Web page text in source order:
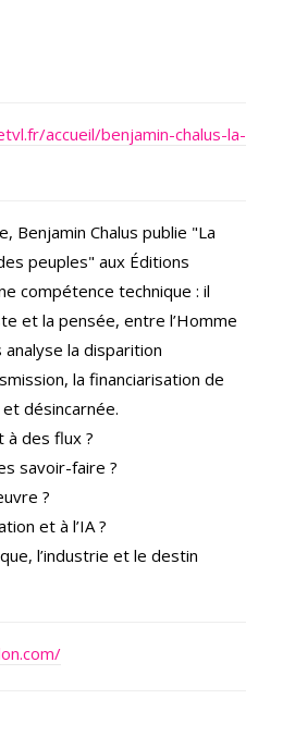
m
accueil/benjamin-chalus-la-
Benjamin Chalus publie "La
peuples" aux Éditions
compétence technique : il
et la pensée, entre l’Homme
analyse la disparition
la financiarisation de
désincarnée.
à des flux ?
savoir-faire ?
?
et à l’IA ?
l’industrie et le destin